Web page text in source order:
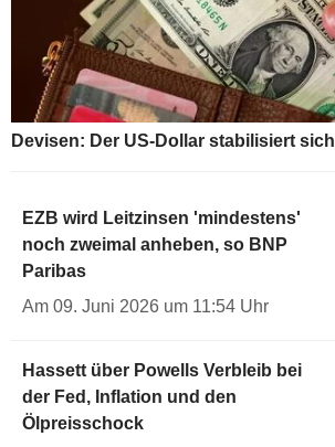
Devisen: Der US-Dollar stabilisiert sich
EZB wird Leitzinsen 'mindestens'
noch zweimal anheben, so BNP
Paribas
Am 09. Juni 2026 um 11:54 Uhr
Hassett über Powells Verbleib bei
der Fed, Inflation und den
Ölpreisschock